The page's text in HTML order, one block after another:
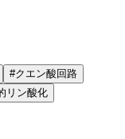
#クエン酸回路
リン酸化